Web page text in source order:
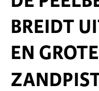
BREIDT
EN